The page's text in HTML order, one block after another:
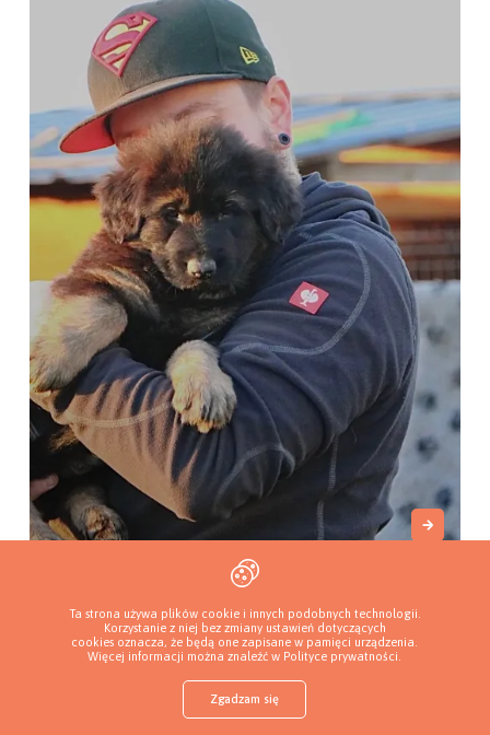
Skwierzyna, Polska
Znajdź szczeniaka Dodaj hodowlę
Ta strona używa plików cookie i innych podobnych technologii.
Korzystanie z niej bez zmiany ustawień dotyczących
cookies oznacza, że będą one zapisane w pamięci urządzenia.
Więcej informacji można znaleźć w Polityce prywatności
Zgadzam się